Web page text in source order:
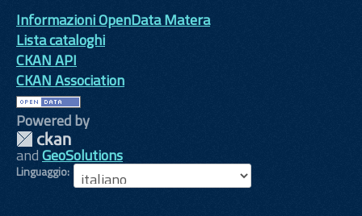
Informazioni OpenData Matera
Lista cataloghi
CKAN API
CKAN Association
Powered by
andGeoSolutions
Linguaggio